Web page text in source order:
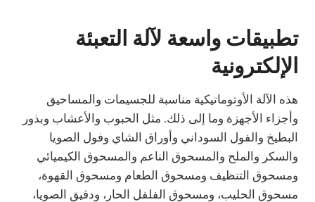
تطبيقات واسعة لآلة التعبئة
الإلكترونية
هذه الآلة الأوتوماتيكية مناسبة للجسيمات والمساحيق
وأجزاء الأجهزة وما إلى ذلك. مثل الحبوب والأعشاب وبذور
البطيخ والفول السوداني وأوراق الشاي وفول الصويا
والسكر والملح والمسحوق الناعم والمسحوق الكيميائي
ومسحوق التنظيف ومسحوق الطعام ومسحوق القهوة،
مسحوق الحليب، ومسحوق الفلفل الحار، ودقيق الصويا،